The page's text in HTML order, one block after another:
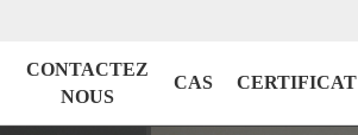
CONTACTEZ
NOUS
CAS CERTIFICAT